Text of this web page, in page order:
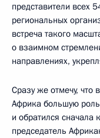
представители всех
региональных
встреча такого
о взаимном
направлениях,
Сразу же отмечу, что
Африка большую
и обратился сначала
председатель